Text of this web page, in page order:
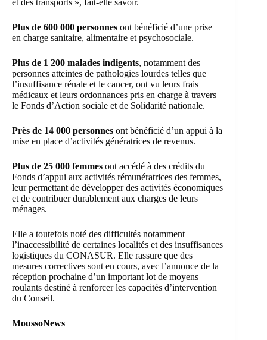
et des transports », fait-elle savoir.
Plus de 600 000 personnes ont bénéficié d’une prise
en charge sanitaire, alimentaire et psychosociale.
Plus de 1 200 malades indigents, notamment des
personnes atteintes de pathologies lourdes telles que
l’insuffisance rénale et le cancer, ont vu leurs frais
médicaux et leurs ordonnances pris en charge à travers
le Fonds d’Action sociale et de Solidarité nationale.
‎Près de 14 000 personnes ont bénéficié d’un appui à la
mise en place d’activités génératrices de revenus.
Plus de 25 000 femmes ont accédé à des crédits du
Fonds d’appui aux activités rémunératrices des femmes,
leur permettant de développer des activités économiques
et de contribuer durablement aux charges de leurs
ménages.
Elle a toutefois noté des difficultés notamment
l’inaccessibilité de certaines localités et des insuffisances
logistiques du CONASUR. Elle rassure que des
mesures correctives sont en cours, avec l’annonce de la
réception prochaine d’un important lot de moyens
roulants destiné à renforcer les capacités d’intervention
du Conseil.
MoussoNews